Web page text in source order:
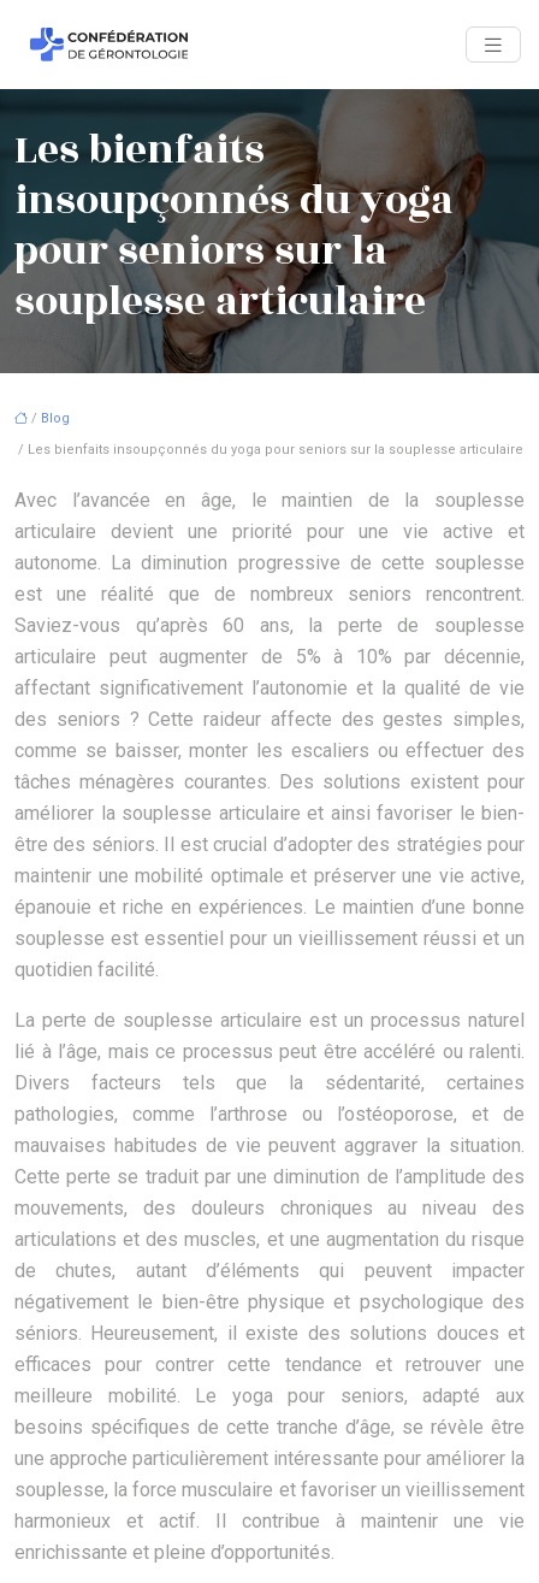
Les bienfaits
insoupçonnés du yoga
pour seniors sur la
souplesse articulaire
/ Blog
/ Les bienfaits insoupçonnés du yoga pour seniors sur la souplesse articulaire
Avec l’avancée en âge, le maintien de la souplesse
articulaire devient une priorité pour une vie active et
autonome. La diminution progressive de cette souplesse
est une réalité que de nombreux seniors rencontrent.
Saviez-vous qu’après 60 ans, la perte de souplesse
articulaire peut augmenter de 5% à 10% par décennie,
affectant significativement l’autonomie et la qualité de vie
des seniors ? Cette raideur affecte des gestes simples,
comme se baisser, monter les escaliers ou effectuer des
tâches ménagères courantes. Des solutions existent pour
améliorer la souplesse articulaire et ainsi favoriser le bien-
être des séniors. Il est crucial d’adopter des stratégies pour
maintenir une mobilité optimale et préserver une vie active,
épanouie et riche en expériences. Le maintien d’une bonne
souplesse est essentiel pour un vieillissement réussi et un
quotidien facilité.
La perte de souplesse articulaire est un processus naturel
lié à l’âge, mais ce processus peut être accéléré ou ralenti.
Divers facteurs tels que la sédentarité, certaines
pathologies, comme l’arthrose ou l’ostéoporose, et de
mauvaises habitudes de vie peuvent aggraver la situation.
Cette perte se traduit par une diminution de l’amplitude des
mouvements, des douleurs chroniques au niveau des
articulations et des muscles, et une augmentation du risque
de chutes, autant d’éléments qui peuvent impacter
négativement le bien-être physique et psychologique des
séniors. Heureusement, il existe des solutions douces et
efficaces pour contrer cette tendance et retrouver une
meilleure mobilité. Le yoga pour seniors, adapté aux
besoins spécifiques de cette tranche d’âge, se révèle être
une approche particulièrement intéressante pour améliorer la
souplesse, la force musculaire et favoriser un vieillissement
harmonieux et actif. Il contribue à maintenir une vie
enrichissante et pleine d’opportunités.